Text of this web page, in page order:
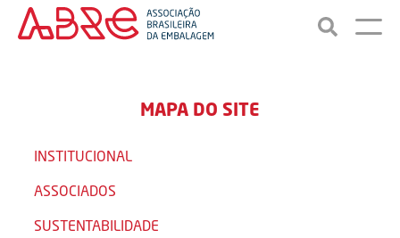
MAPA DO SITE
INSTITUCIONAL
ASSOCIADOS
SUSTENTABILIDADE